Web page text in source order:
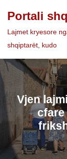
Skip
to
Portali
Lajmet kryesore
shqiptarët, kudo
Vjen
cfare